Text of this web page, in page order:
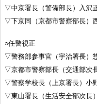
▽中京署長（警備部長）入沢
▽下京同（京都市警察部長）
○任警視正
▽警務部参事官（宇治署長）
▽京都市警察部長（交通部次
▽警察学校長（上京署長）小
▽東山署長（生活安全部次長